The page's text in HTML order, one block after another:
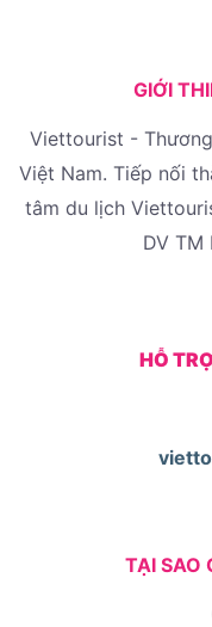
GIỚI
Viettourist -
Việt Nam. Tiếp nối
tâm du lịch
DV TM
HỖ
TẠI SAO